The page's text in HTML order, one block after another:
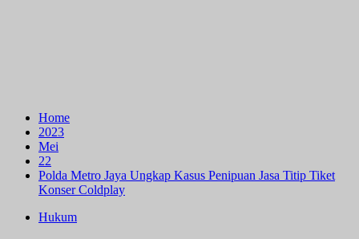
Home
2023
Mei
22
Polda Metro Jaya Ungkap Kasus Penipuan Jasa Titip Tiket
Konser Coldplay
Hukum